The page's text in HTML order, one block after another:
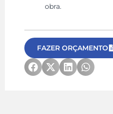
obra.
FAZER ORÇAMENTO